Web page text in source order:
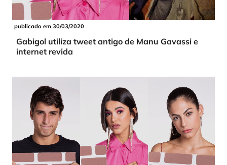
publicado em 30/03/2020
Gabigol utiliza tweet antigo de Manu Gavassi e
internet revida